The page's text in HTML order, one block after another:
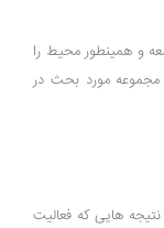
و همینطور محیط را
مجموعه مورد بحث در
هایی که فعالیت